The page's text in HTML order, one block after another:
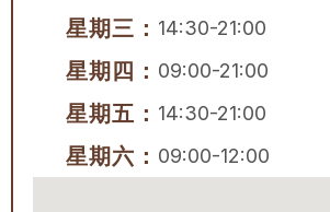
星期三： 14:30-21:00
星期四： 09:00-21:00
星期五： 14:30-21:00
星期六： 09:00-12:00